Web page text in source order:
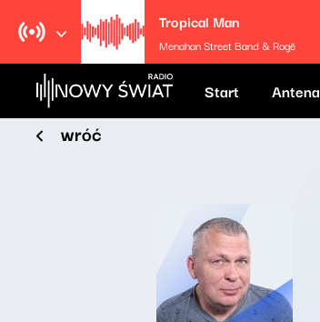
Tropical Man
Menahan Street Band & Rogê
Start Antena
wróć